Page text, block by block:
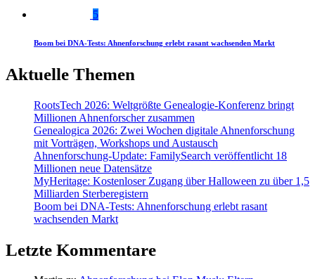
5
Boom bei DNA-Tests: Ahnenforschung erlebt rasant wachsenden Markt
Aktuelle Themen
RootsTech 2026: Weltgrößte Genealogie-Konferenz bringt
Millionen Ahnenforscher zusammen
Genealogica 2026: Zwei Wochen digitale Ahnenforschung
mit Vorträgen, Workshops und Austausch
Ahnenforschung-Update: FamilySearch veröffentlicht 18
Millionen neue Datensätze
MyHeritage: Kostenloser Zugang über Halloween zu über 1,5
Milliarden Sterberegistern
Boom bei DNA-Tests: Ahnenforschung erlebt rasant
wachsenden Markt
Letzte Kommentare